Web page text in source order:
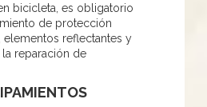
bicicleta, es obligatorio
de protección
reflectantes y
la reparación de